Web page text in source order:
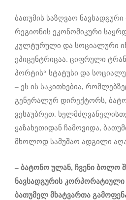
ბათუმის საზღვაო
რეგიონის ეკონომიკური
კულტურული და სოციალური
ეპიცენტრიცაა. ციფრული
პორტის“ სტატუსი და
– ეს ის საკითხებია,
გენერალურ დირექტორს,
ვესაუბრეთ.
ყაზახეთიდან ჩამოვიდა,
მხოლოდ სამუშაო ადგილი
– ბატონო ულან, ჩვენი ბოლო
ნავსადგურის კორპორატიული
ბათუმელ მხატვართა